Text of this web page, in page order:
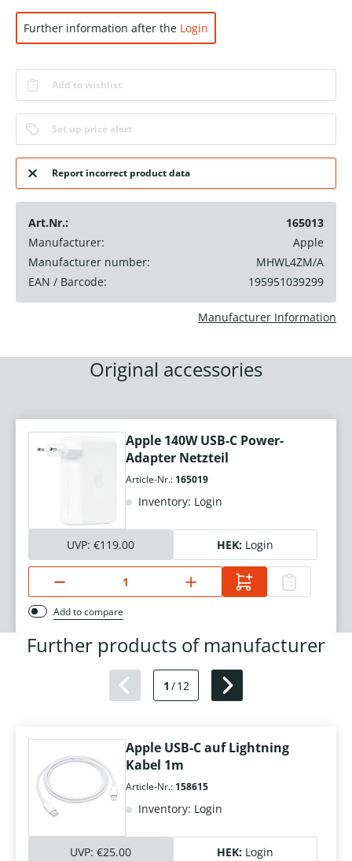
Further information after the Login
Add to wishlist
Set up price alert
Report incorrect product data
Art.Nr.:
165013
Manufacturer:
Apple
Manufacturer number:
MHWL4ZM/A
EAN / Barcode:
195951039299
Manufacturer Information
Original accessories
Apple 140W USB-C Power-
Adapter Netzteil
Article-Nr.: 165019
Inventory: Login
UVP: €119.00 HEK: Login
Add to compare
Further products of manufacturer
1 /12
Apple USB-C auf Lightning
Kabel 1m
Article-Nr.: 158615
Inventory: Login
UVP: €25.00 HEK: Login